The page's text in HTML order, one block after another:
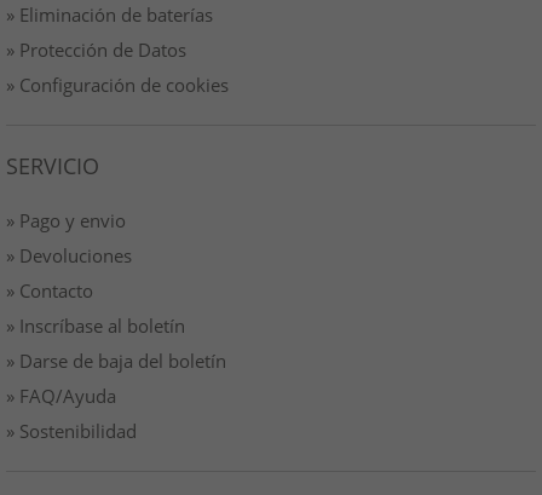
» Eliminación de baterías
» Protección de Datos
» Configuración de cookies
SERVICIO
» Pago y envio
» Devoluciones
» Contacto
» Inscríbase al boletín
» Darse de baja del boletín
» FAQ/Ayuda
» Sostenibilidad